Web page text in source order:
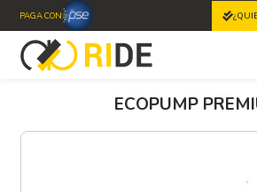
PAGA CON
ECOPUMP